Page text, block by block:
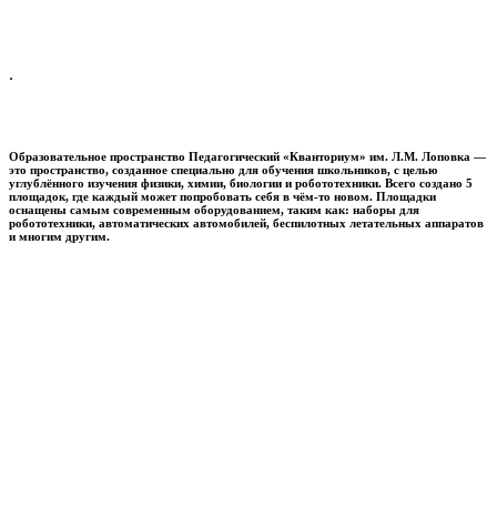
.
Образовательное пространство Педагогический «Кванториум» им. Л.М. Лоповка —
это пространство, созданное специально для обучения школьников, с целью
углублённого изучения физики, химии, биологии и робототехники. Всего создано 5
площадок, где каждый может попробовать себя в чём-то новом. Площадки
оснащены самым современным оборудованием, таким как: наборы для
робототехники, автоматических автомобилей, беспилотных летательных аппаратов
и многим другим.